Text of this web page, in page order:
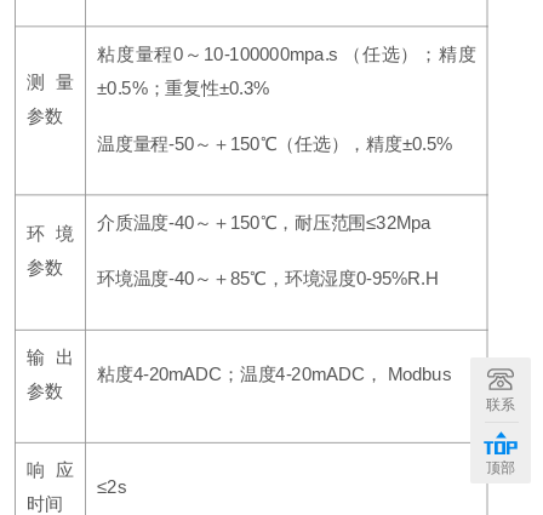
测量
参数
粘度量程0～10-100000mpa.s （任选）；精度
±0.5%；重复性±0.3%
温度量程-50～＋150℃（任选），精度±0.5%
环境
参数
介质温度-40～＋150℃，耐压范围≤32Mpa
环境温度-40～＋85℃，环境湿度0-95%R.H
输出
参数
粘度4-20mADC；温度4-20mADC， Modbus
响应
时间
≤2s
联系
顶部